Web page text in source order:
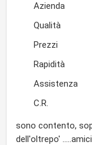
Azienda
Qualità
Prezzi
Rapidità
Assistenza
C.R.
sono contento,
dell'oltrepo'